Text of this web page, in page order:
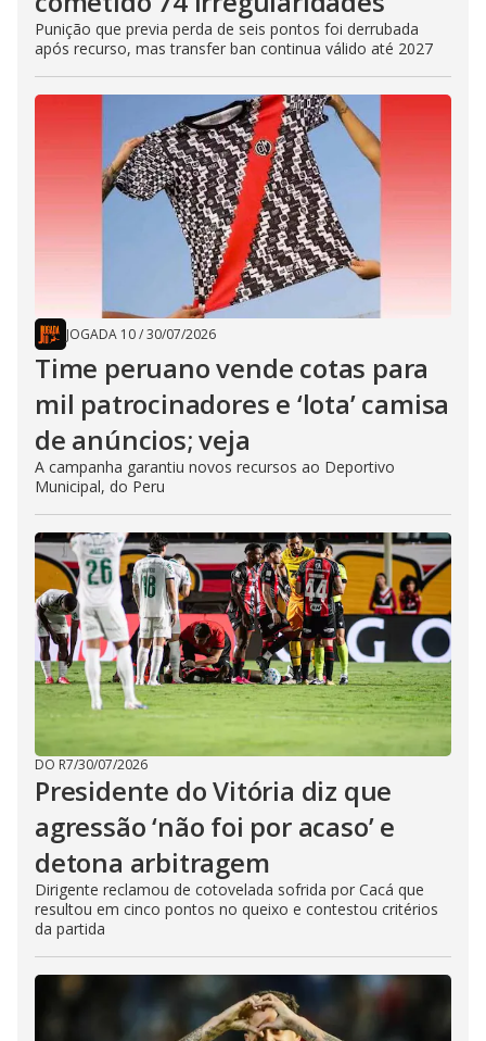
Punição que previa perda de seis pontos foi derrubada
após recurso, mas transfer ban continua válido até 2027
JOGADA 10/30/07/2026
Time peruano vende cotas para
mil patrocinadores e ‘lota’ camisa
de anúncios; veja
A campanha garantiu novos recursos ao Deportivo
Municipal, do Peru
DO R7/30/07/2026
Presidente do Vitória diz que
agressão ‘não foi por acaso’ e
detona arbitragem
Dirigente reclamou de cotovelada sofrida por Cacá que
resultou em cinco pontos no queixo e contestou critérios
da partida